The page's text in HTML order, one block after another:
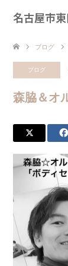
名古屋市
ブログ
ブログ
森脇＆オ